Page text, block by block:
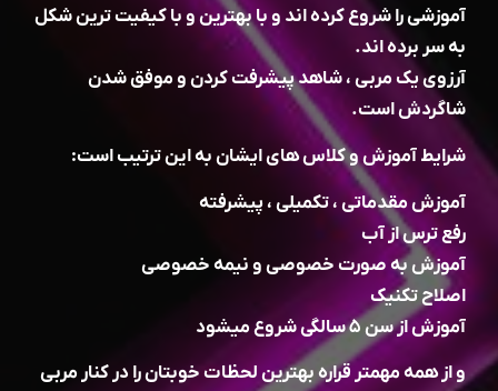
آموزشی را شروع کرده اند و با بهترین و با کیفیت ترین شکل
به سر برده اند.
آرزوی یک مربی ، شاهد پیشرفت کردن و موفق شدن
شاگردش است.
شرایط آموزش و کلاس های ایشان به این ترتیب است:
آموزش مقدماتی ، تکمیلی ، پیشرفته
رفع ترس از آب
آموزش به صورت خصوصی و نیمه خصوصی
اصلاح تکنیک
آموزش از سن ۵ سالگی شروع میشود
و از همه مهمتر قراره بهترین لحظات خوبتان را در کنار مربی